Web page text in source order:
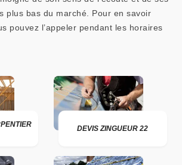
plus bas du marché. Pour en savoir
pouvez l’appeler pendant les horaires
DEVIS ZINGUEUR 22